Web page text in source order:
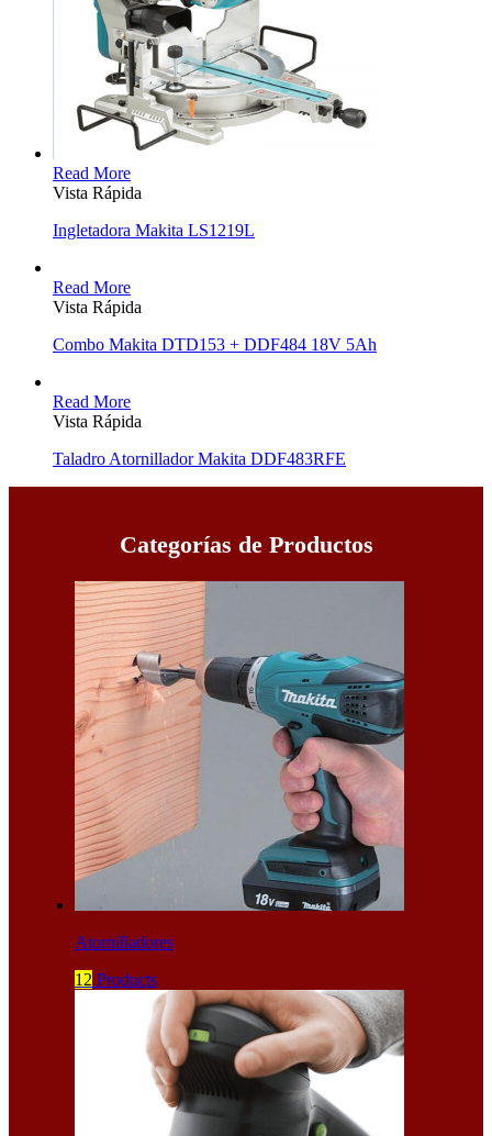
Read More
Vista Rápida
Ingletadora Makita LS1219L
Read More
Vista Rápida
Combo Makita DTD153 + DDF484 18V 5Ah
Read More
Vista Rápida
Taladro Atornillador Makita DDF483RFE
Categorías de Productos
Atornilladores
12 Products